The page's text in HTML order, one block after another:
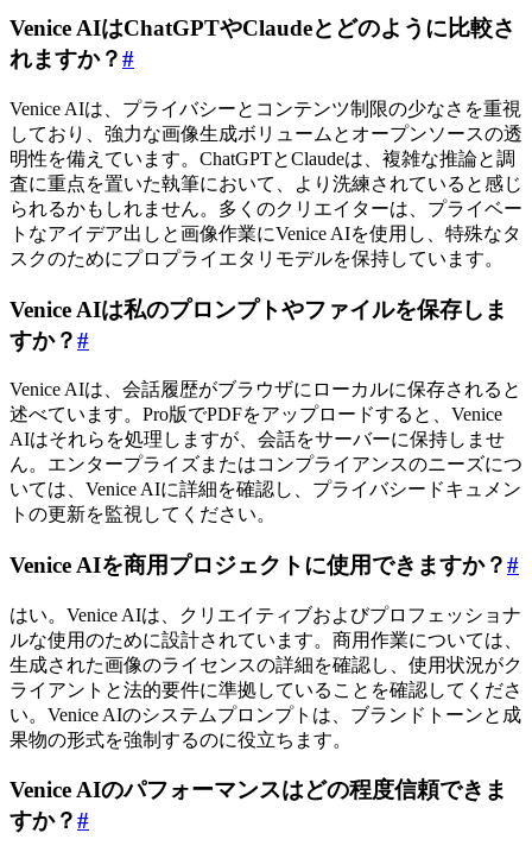
Venice AIはChatGPTやClaudeとどのように比較さ
れますか？#
Venice AIは、プライバシーとコンテンツ制限の少なさを重視
しており、強力な画像生成ボリュームとオープンソースの透
明性を備えています。ChatGPTとClaudeは、複雑な推論と調
査に重点を置いた執筆において、より洗練されていると感じ
られるかもしれません。多くのクリエイターは、プライベー
トなアイデア出しと画像作業にVenice AIを使用し、特殊なタ
スクのためにプロプライエタリモデルを保持しています。
Venice AIは私のプロンプトやファイルを保存しま
すか？#
Venice AIは、会話履歴がブラウザにローカルに保存されると
述べています。Pro版でPDFをアップロードすると、Venice
AIはそれらを処理しますが、会話をサーバーに保持しませ
ん。エンタープライズまたはコンプライアンスのニーズにつ
いては、Venice AIに詳細を確認し、プライバシードキュメン
トの更新を監視してください。
Venice AIを商用プロジェクトに使用できますか？#
はい。Venice AIは、クリエイティブおよびプロフェッショナ
ルな使用のために設計されています。商用作業については、
生成された画像のライセンスの詳細を確認し、使用状況がク
ライアントと法的要件に準拠していることを確認してくださ
い。Venice AIのシステムプロンプトは、ブランドトーンと成
果物の形式を強制するのに役立ちます。
Venice AIのパフォーマンスはどの程度信頼できま
すか？#